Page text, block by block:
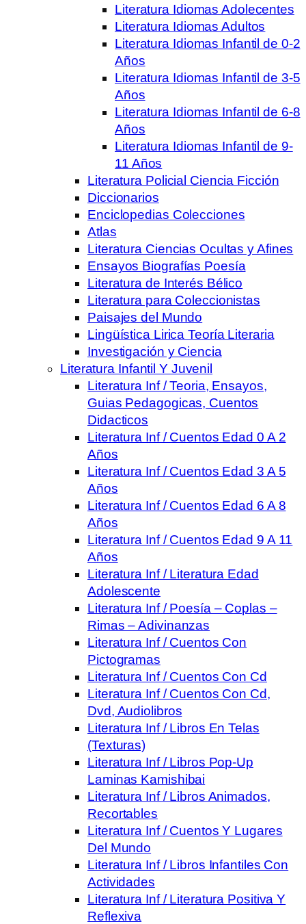
Literatura Idiomas Adolecentes
Literatura Idiomas Adultos
Literatura Idiomas Infantil de 0-2
Años
Literatura Idiomas Infantil de 3-5
Años
Literatura Idiomas Infantil de 6-8
Años
Literatura Idiomas Infantil de 9-
11 Años
Literatura Policial Ciencia Ficción
Diccionarios
Enciclopedias Colecciones
Atlas
Literatura Ciencias Ocultas y Afines
Ensayos Biografías Poesía
Literatura de Interés Bélico
Literatura para Coleccionistas
Paisajes del Mundo
Lingüística Lirica Teoría Literaria
Investigación y Ciencia
Literatura Infantil Y Juvenil
Literatura Inf / Teoria, Ensayos,
Guias Pedagogicas, Cuentos
Didacticos
Literatura Inf / Cuentos Edad 0 A 2
Años
Literatura Inf / Cuentos Edad 3 A 5
Años
Literatura Inf / Cuentos Edad 6 A 8
Años
Literatura Inf / Cuentos Edad 9 A 11
Años
Literatura Inf / Literatura Edad
Adolescente
Literatura Inf / Poesía – Coplas –
Rimas – Adivinanzas
Literatura Inf / Cuentos Con
Pictogramas
Literatura Inf / Cuentos Con Cd
Literatura Inf / Cuentos Con Cd,
Dvd, Audiolibros
Literatura Inf / Libros En Telas
(Texturas)
Literatura Inf / Libros Pop-Up
Laminas Kamishibai
Literatura Inf / Libros Animados,
Recortables
Literatura Inf / Cuentos Y Lugares
Del Mundo
Literatura Inf / Libros Infantiles Con
Actividades
Literatura Inf / Literatura Positiva Y
Reflexiva